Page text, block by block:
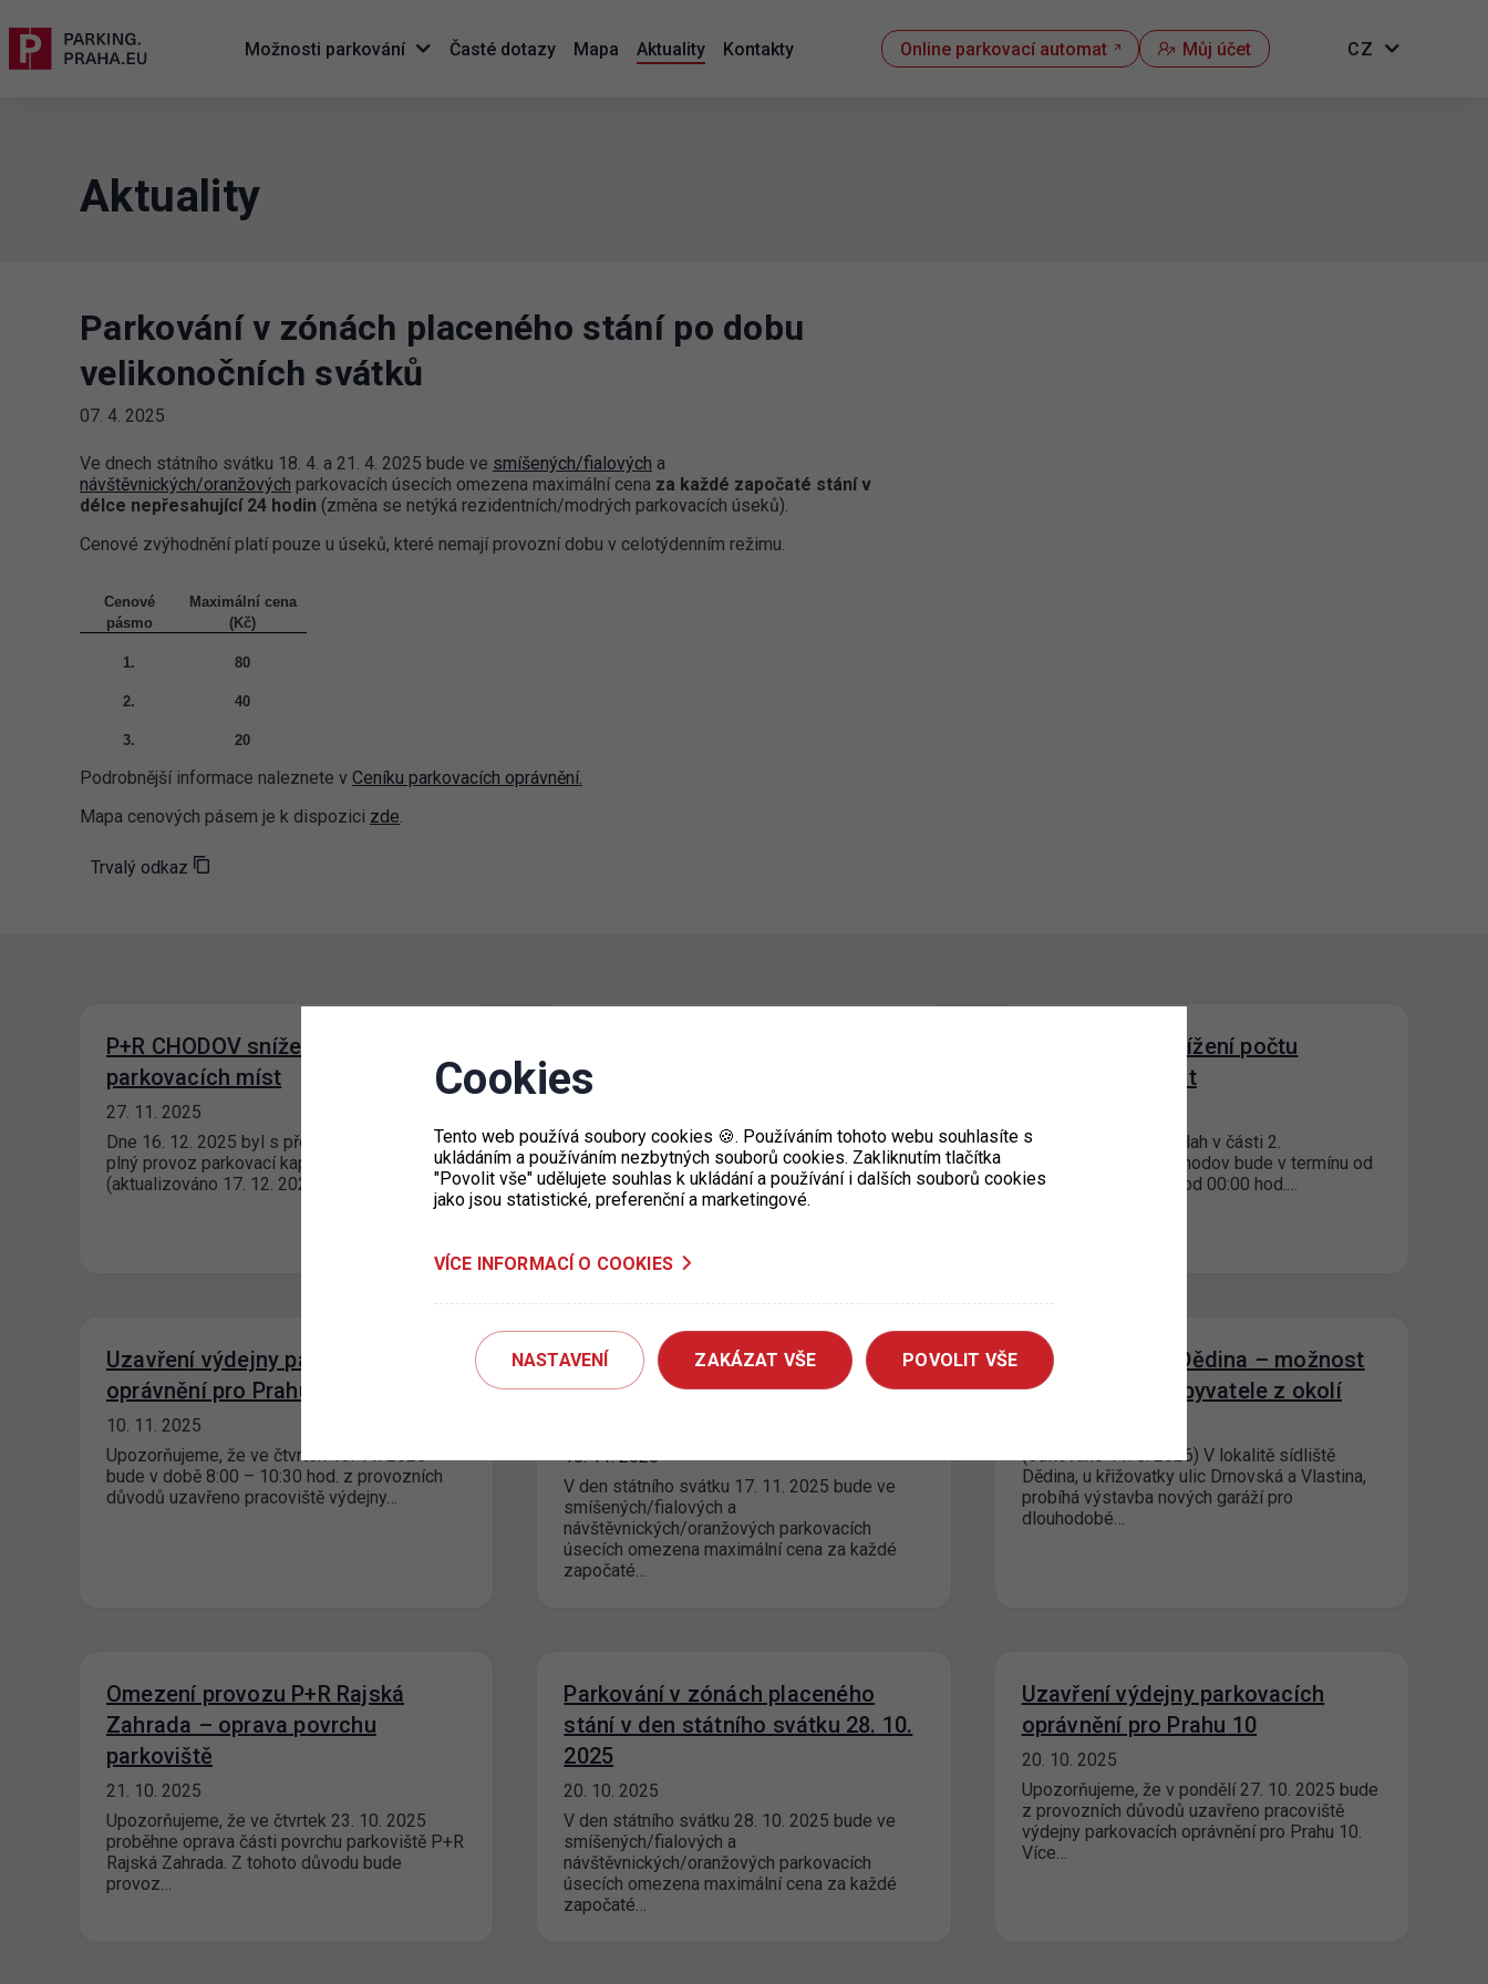
Možnosti parkování Časté dotazy Mapa Aktuality Kontakty Online parkovací automat Můj účet CZ
Aktuality
Parkování v zónách placeného stání po dobu
velikonočních svátků
07. 4. 2025
Ve dnech státního svátku 18. 4. a 21. 4. 2025 bude ve smíšených/fialových a
návštěvnických/oranžových parkovacích úsecích omezena maximální cena za každé započaté stání v
délce nepřesahující 24 hodin (změna se netýká rezidentních/modrých parkovacích úseků).
Cenové zvýhodnění platí pouze u úseků, které nemají provozní dobu v celotýdenním režimu.
Cenové
pásmo
Maximální cena
(Kč)
1. 80
2. 40
3. 20
Podrobnější informace naleznete v Ceníku parkovacích oprávnění.
Mapa cenových pásem je k dispozici zde.
Trvalý odkaz
P+R CHODOV snížení počtu
parkovacích míst
27. 11. 2025
Dne 16. 12. 2025 byl s předstihem obnoven
plný provoz parkovací kapacity P+R Chodov.
(aktualizováno 17. 12. 2025) Z důvodu…
krátkodobé parkování v garážích
27. 11. 2025
Upozorňujeme, že dne: 30. 11. 2025 dojde ke
snížení kapacity parkoviště určeného pro
krátkodobé stání. Část parkovacích míst bude
P+R CHODOV snížení počtu
parkovacích míst
Z důvodu opravy podlah v části 2.
podlaží garáží P+R Chodov bude v termínu od
pondělí 17. 11. 2025 od 00:00 hod.…
Uzavření výdejny parkovacích
oprávnění pro Prahu 6
10. 11. 2025
Upozorňujeme, že ve čtvrtek 13. 11. 2025
bude v době 8:00 – 10:30 hod. z provozních
důvodů uzavřeno pracoviště výdejny…
Parkování v zónách placeného
stání v den státního svátku 17. 11.
10. 11. 2025
V den státního svátku 17. 11. 2025 bude ve
smíšených/fialových a
návštěvnických/oranžových parkovacích
úsecích omezena maximální cena za každé
započaté…
Parkovací dům Dědina – možnost
rezervace pro obyvatele z okolí
(editováno 11. 5. 2026) V lokalitě sídliště
Dědina, u křižovatky ulic Drnovská a Vlastina,
probíhá výstavba nových garáží pro
dlouhodobé…
Omezení provozu P+R Rajská
Zahrada – oprava povrchu
parkoviště
21. 10. 2025
Upozorňujeme, že ve čtvrtek 23. 10. 2025
proběhne oprava části povrchu parkoviště P+R
Rajská Zahrada. Z tohoto důvodu bude
provoz…
Parkování v zónách placeného
stání v den státního svátku 28. 10.
2025
20. 10. 2025
V den státního svátku 28. 10. 2025 bude ve
smíšených/fialových a
návštěvnických/oranžových parkovacích
úsecích omezena maximální cena za každé
započaté…
Uzavření výdejny parkovacích
oprávnění pro Prahu 10
20. 10. 2025
Upozorňujeme, že v pondělí 27. 10. 2025 bude
z provozních důvodů uzavřeno pracoviště
výdejny parkovacích oprávnění pro Prahu 10.
Více…
Cookies
Tento web používá soubory cookies 🍪. Používáním tohoto webu souhlasíte s
ukládáním a používáním nezbytných souborů cookies. Zakliknutím tlačítka
"Povolit vše" udělujete souhlas k ukládání a používání i dalších souborů cookies
jako jsou statistické, preferenční a marketingové.
VÍCE INFORMACÍ O COOKIES
NASTAVENÍ ZAKÁZAT VŠE POVOLIT VŠE